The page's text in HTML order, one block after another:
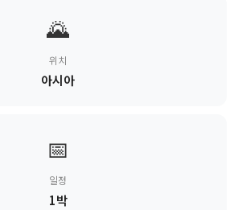
🌄
위치
아시아
📅
일정
1박